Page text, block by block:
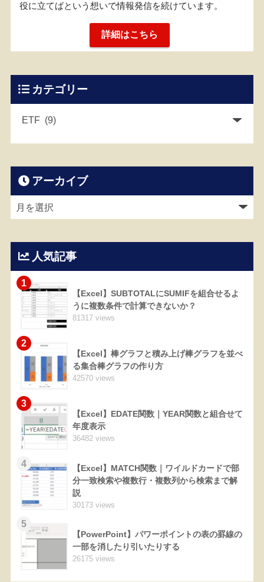
役に立てばという想いで情報発信を続けています。
詳細はこちら
カテゴリー
アーカイブ
人気記事
1
【Excel】SUBTOTALにSUMIFを組合せるよ
うに複数条件で計算できないか？
81317 views
2
【Excel】棒グラフと積み上げ棒グラフを並べ
る集合棒グラフの作り方
42570 views
3
【Excel】EDATE関数｜YEAR関数と組合せて
年度表示
36482 views
4
【Excel】MATCH関数｜ワイルドカードで部
分一致検索や複数行・複数列から検索まで解
説
30173 views
5
【PowerPoint】パワーポイントの表の罫線の
一部を消したり引いたりする
26175 views